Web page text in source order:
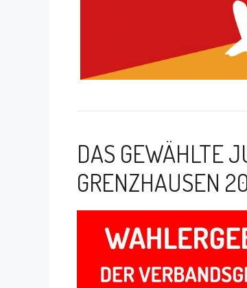
DAS GEWÄHLTE
GRENZHAUSEN